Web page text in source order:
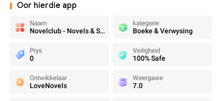
Oor hierdie app
Naam
Novelclub - Novels & Stories
kategorie
Boeke & Verwysing
Prys
0
Veiligheid
100% Safe
Ontwikkelaar
LoveNovels
Weergawe
7.0